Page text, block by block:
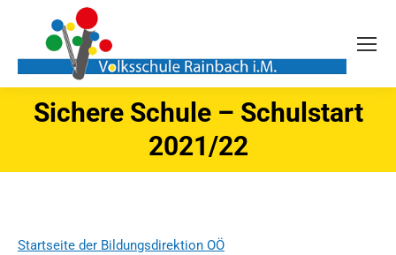
Sichere Schule – Schulstart
2021/22
Startseite der Bildungsdirektion OÖ